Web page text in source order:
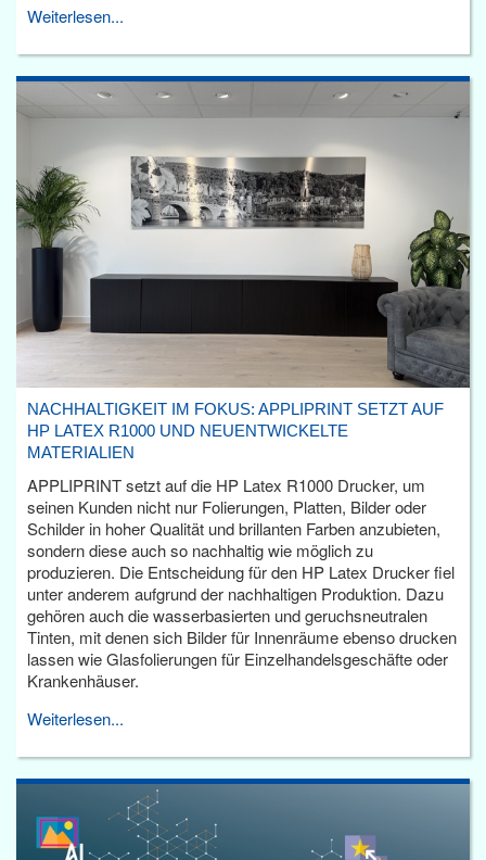
Weiterlesen...
NACHHALTIGKEIT IM FOKUS: APPLIPRINT SETZT AUF
HP LATEX R1000 UND NEUENTWICKELTE
MATERIALIEN
APPLIPRINT setzt auf die HP Latex R1000 Drucker, um
seinen Kunden nicht nur Folierungen, Platten, Bilder oder
Schilder in hoher Qualität und brillanten Farben anzubieten,
sondern diese auch so nachhaltig wie möglich zu
produzieren. Die Entscheidung für den HP Latex Drucker fiel
unter anderem aufgrund der nachhaltigen Produktion. Dazu
gehören auch die wasserbasierten und geruchsneutralen
Tinten, mit denen sich Bilder für Innenräume ebenso drucken
lassen wie Glasfolierungen für Einzelhandelsgeschäfte oder
Krankenhäuser.
Weiterlesen...